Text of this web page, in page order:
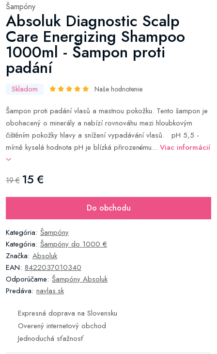
Šampóny
Absoluk Diagnostic Scalp
Care Energizing Shampoo
1000ml - Šampon proti
padání
Skladom Naše hodnotenie
Šampon proti padání vlasů a mastnou pokožku. Tento šampon je
obohacený o minerály a nabízí rovnováhu mezi hloubkovým
čištěním pokožky hlavy a snížení vypadávání vlasů. pH 5,5 -
mírně kyselá hodnota pH je blízká přirozenému... Viac informácií
19 € 15 €
Do obchodu
Kategória: Šampóny
Kategória: Šampóny do 1000 €
Značka: Absoluk
EAN: 8422037010340
Odporúčame: Šampóny Absoluk
Predáva: navlas.sk
Expresná doprava na Slovensku
Overený internetový obchod
Jednoduchá sťažnosť